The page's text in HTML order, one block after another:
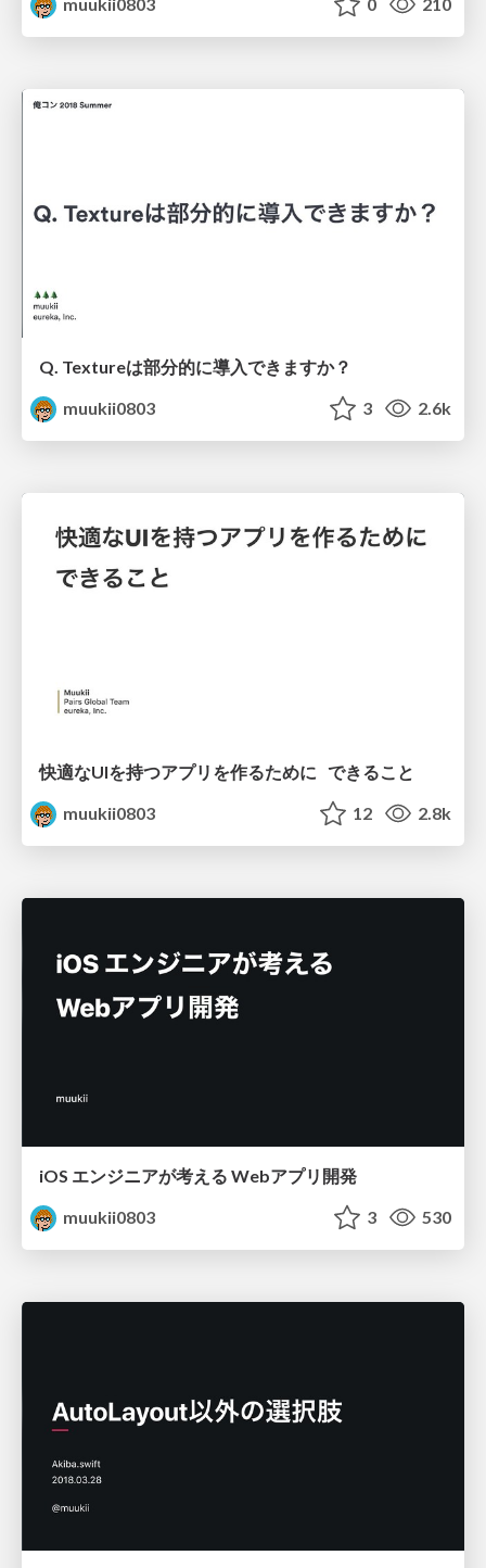
Q. Textureは部分的に導入できますか？
muukii0803
3 2.6k
快適なUIを持つアプリを作るために できること
muukii0803
12 2.8k
iOS エンジニアが考える Webアプリ開発
muukii0803
3 530